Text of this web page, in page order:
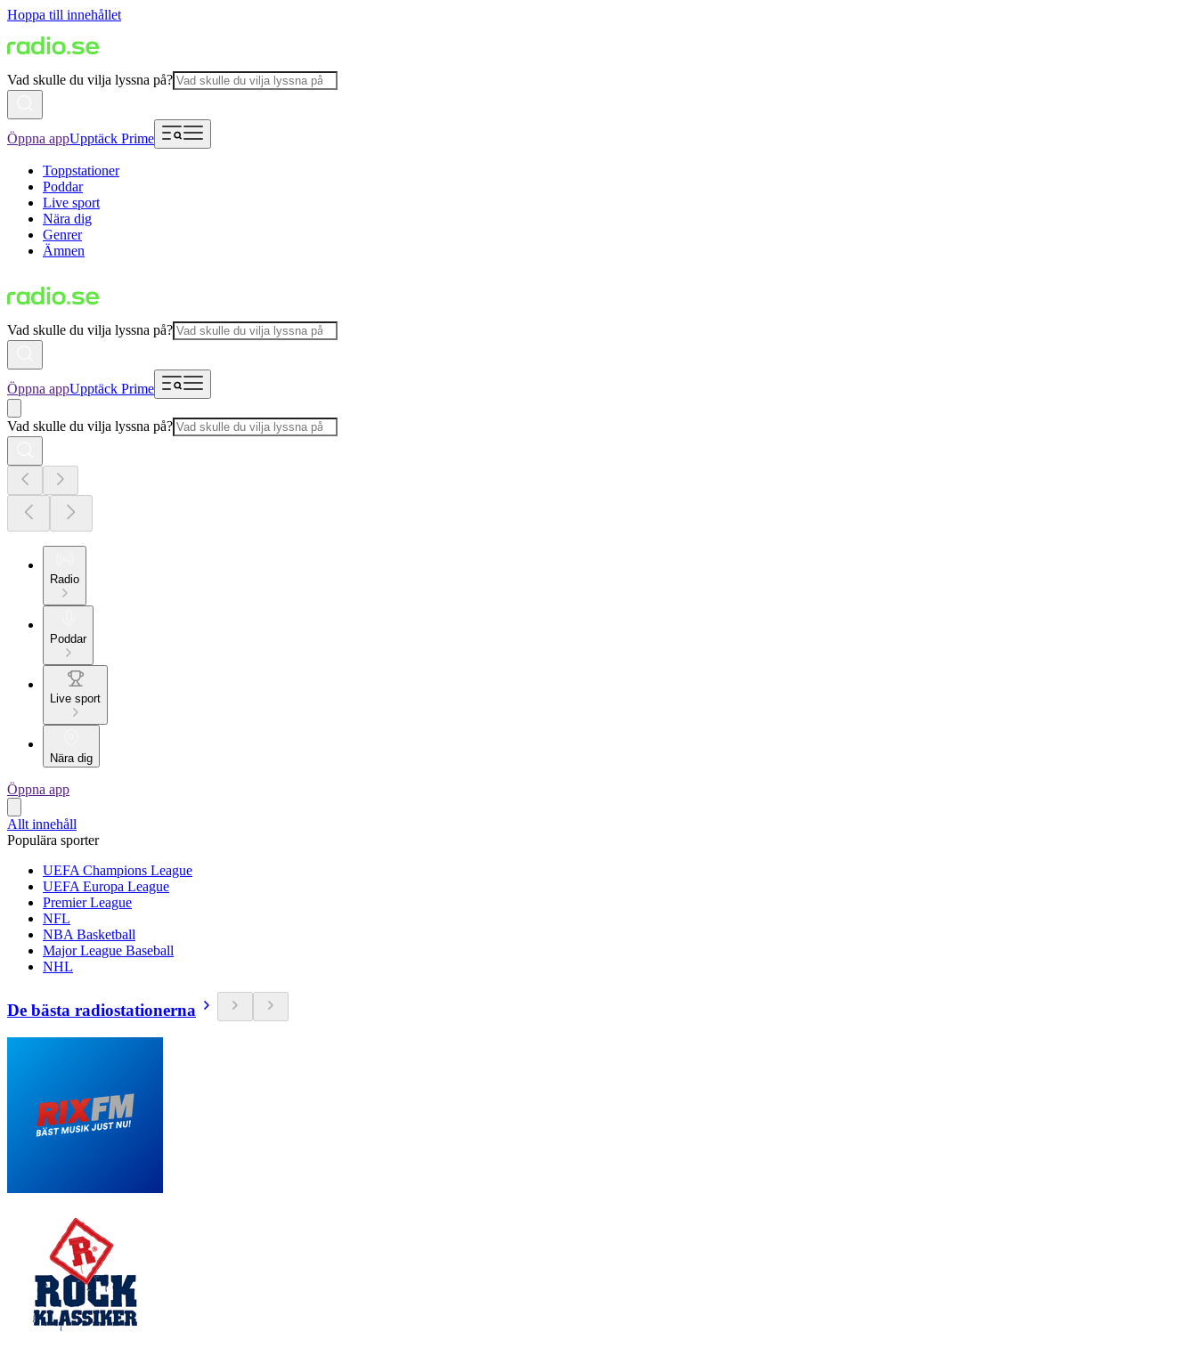
Hoppa till innehållet
Vad skulle du vilja lyssna på?
Öppna appUpptäck Prime
Toppstationer
Poddar
Live sport
Nära dig
Genrer
Ämnen
Vad skulle du vilja lyssna på?
Öppna appUpptäck Prime
Vad skulle du vilja lyssna på?
Radio
Poddar
Live sport
Nära dig
Öppna app
Allt innehåll
Populära sporter
UEFA Champions League
UEFA Europa League
Premier League
NFL
NBA Basketball
Major League Baseball
NHL
De bästa radiostationerna